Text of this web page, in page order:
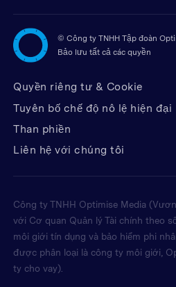
© Công ty TNHH Tập đoàn
Bảo lưu tất cả các quyền
Quyền riêng tư & Cookie
Tuyên bố chế độ nô lệ hiện đại
Than phiền
Liên hệ với chúng tôi
Công ty TNHH Optimise Media
với Cơ quan Quản lý Tài chính theo
môi giới tín dụng và bảo hiểm phi
được phân loại là công ty môi giới,
ty cho vay).